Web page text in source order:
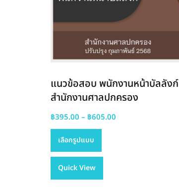
แนวข้อสอบ พนักงานหน้าบัลลังก์
สำนักงานศาลปกครอง
฿395.00 – ฿605.00
เลือกรูปแบบ
This
has
variants.
Quick View